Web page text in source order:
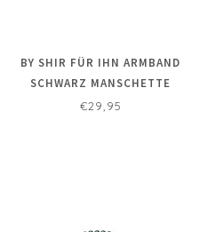
BY SHIR FÜR IHN ARMBAND
SCHWARZ MANSCHETTE
€29,95